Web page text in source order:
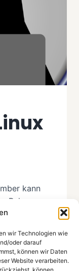
wir Technologien wie
oder darauf
können wir Daten
Website verarbeiten.
kann
Release von
war
gerade das
USA,
In unserem